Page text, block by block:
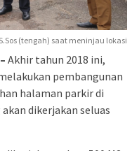
(tengah) saat meninjau lokasi
Akhir tahun 2018 ini,
pembangunan
halaman parkir di
dikerjakan seluas